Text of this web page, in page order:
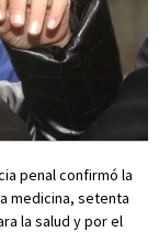
penal confirmó la
medicina, setenta
la salud y por el